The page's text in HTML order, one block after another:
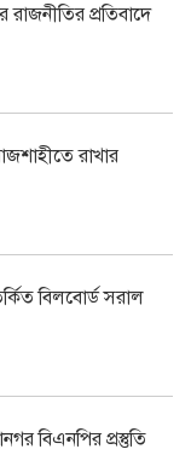
রাজনীতির প্রতিবাদে
রাখার
বিলবোর্ড সরাল
বিএনপির প্রস্তুতি